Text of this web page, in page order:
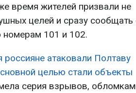
время жителей призвали не
целей и сразу сообщать
номерам 101 и 102.
россияне атаковали Полтаву
целью стали объекты
серия взрывов,